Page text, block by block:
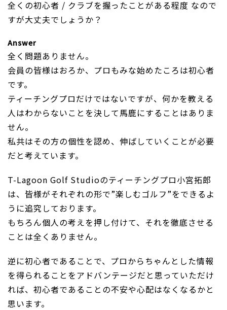
全くの初心者 / クラブを握ったことがある程度 なので
すが大丈夫でしょうか？
Answer
全く問題ありません。
会員の皆様はおろか、プロもみな始めたころは初心者
です。
ティーチングプロだけではないですが、何かを教える
人はわからないことを決して馬鹿にすることはありま
せん。
私共はその方の個性を認め、伸ばしていくことが必要
だと考えています。
T-Lagoon Golf Studioのティーチングプロ小宮拓郎
は、皆様がそれぞれの形で”楽しむゴルフ”をできるよ
うに追究しております。
もちろん個人の考えを押し付けて、それを徹底させる
ことは全くありません。
逆に初心者であることで、プロからちゃんとした情報
を得られることをアドバンテージだと思っていただけ
れば、初心者であることの不安や心配はなくなるかと
思います。